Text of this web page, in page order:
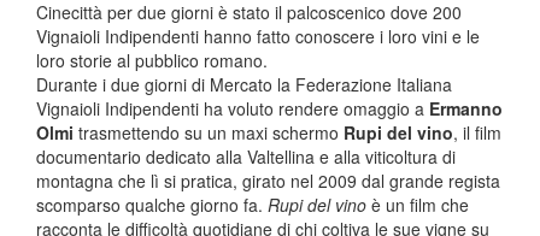
Cinecittà per due giorni è stato il palcoscenico dove 200
Vignaioli Indipendenti hanno fatto conoscere i loro vini e le
loro storie al pubblico romano.
Durante i due giorni di Mercato la Federazione Italiana
Vignaioli Indipendenti ha voluto rendere omaggio a Ermanno
Olmi trasmettendo su un maxi schermo Rupi del vino, il film
documentario dedicato alla Valtellina e alla viticoltura di
montagna che lì si pratica, girato nel 2009 dal grande regista
scomparso qualche giorno fa. Rupi del vino è un film che
racconta le difficoltà quotidiane di chi coltiva le sue vigne su